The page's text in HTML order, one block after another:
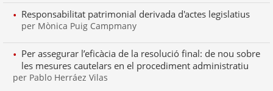
Responsabilitat patrimonial derivada d'actes legislatius
per Mònica Puig Campmany
Per assegurar l’eficàcia de la resolució final: de nou sobre
les mesures cautelars en el procediment administratiu
per Pablo Herráez Vilas